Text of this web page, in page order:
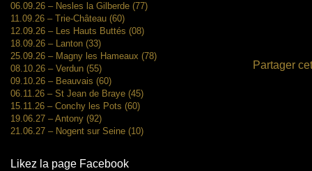
Partager
06.09.26 – Nesles la Gilberde (77)
11.09.26 – Trie-Château (60)
12.09.26 – Les Hauts Buttés (08)
18.09.26 – Lanton (33)
25.09.26 – Magny les Hameaux (78)
08.10.26 – Verdun (55)
09.10.26 – Beauvais (60)
06.11.26 – St Jean de Braye (45)
15.11.26 – Conchy les Pots (60)
19.06.27 – Antony (92)
21.06.27 – Nogent sur Seine (10)
Likez la page Facebook